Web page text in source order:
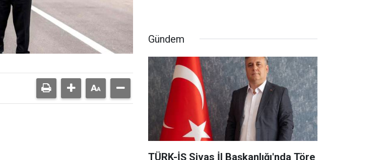
Gündem
TÜRK-İŞ Sivas İl Başkanlığı'nda Töre